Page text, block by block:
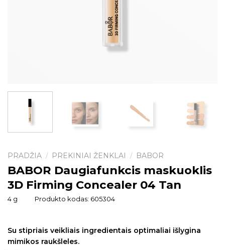
PRADŽIA / PREKINIAI ŽENKLAI / BABOR
BABOR Daugiafunkcis maskuoklis
3D Firming Concealer 04 Tan
4 g Produkto kodas: 605304
Su stipriais veikliais ingredientais optimaliai išlygina
mimikos raukšleles.